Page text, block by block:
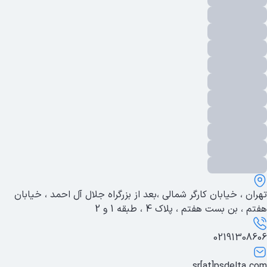
کاربرد:
🔸اگر شبکه‌ای بزرگ دارید و نیاز دارید کنترل کامل بر ترافیک و
3. سوئیچ‌های گیگابیت (Gigabit Switches)
ویژگی‌ها:
🔸 سرعت انتقال داده بالا تا ۱ گیگابیت بر ثانیه
🔸مناسب برای انتقال فایل‌های حجیم یا استفاده در شبکه‌های
کاربرد:
🔸برای شرکت‌ها و مجموعه‌هایی که نیاز به سرعت بالا در انتقال
4. سوئیچ‌های PoE (Power over Ethernet)
ویژگی‌ها:
🔸انرژی مورد نیاز دستگاه‌هایی مانند دوربین‌های مدار بسته، تلفن‌هایVoIP و اکسس ‌پوینت‌های وای‌ فای را از طریق کابل Ethernet تامین می ‌کند
🔸نصب آسان و کاهش هزینه‌های نصب تجهیزات برقی جداگانه
کاربرد:
🔸در مکان‌هایی که نیاز به دستگاه‌های تحت شبکه خیلی زیاد است
5. سوئیچ‌های صنعتی و رده ‌بالا
ویژگی‌ها:
تهران ، خیابان کارگر شمالی ،بعد از بزرگراه جلال آل احمد ، خیابان
هفتم ، بن بست هفتم ، پلاک 4 ، طبقه 1 و 2
02191308606